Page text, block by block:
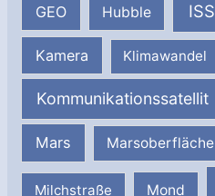
GEO Hubble ISS
Kamera Klimawandel
Kommunikationssatellit
Mars Marsoberfläche
Milchstraße Mond